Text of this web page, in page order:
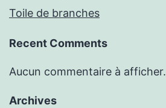
Toile de branches
Recent Comments
Aucun commentaire à afficher.
Archives